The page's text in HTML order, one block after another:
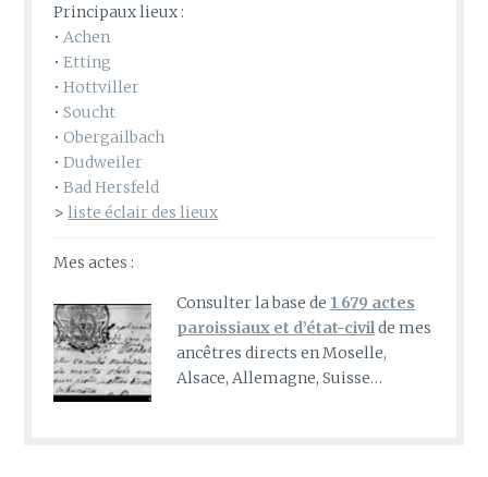
Principaux lieux :
•Achen
•Etting
•Hottviller
•Soucht
•Obergailbach
•Dudweiler
•Bad Hersfeld
>liste éclair des lieux
Mes actes :
Consulter la base de 1 679 actes
paroissiaux et d’état-civilde mes
ancêtres directs en Moselle,
Alsace, Allemagne, Suisse…